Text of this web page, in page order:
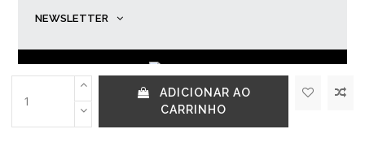
ADICIONAR AO
CARRINHO
NEWSLETTER
© Primadona |Desenvolvido por